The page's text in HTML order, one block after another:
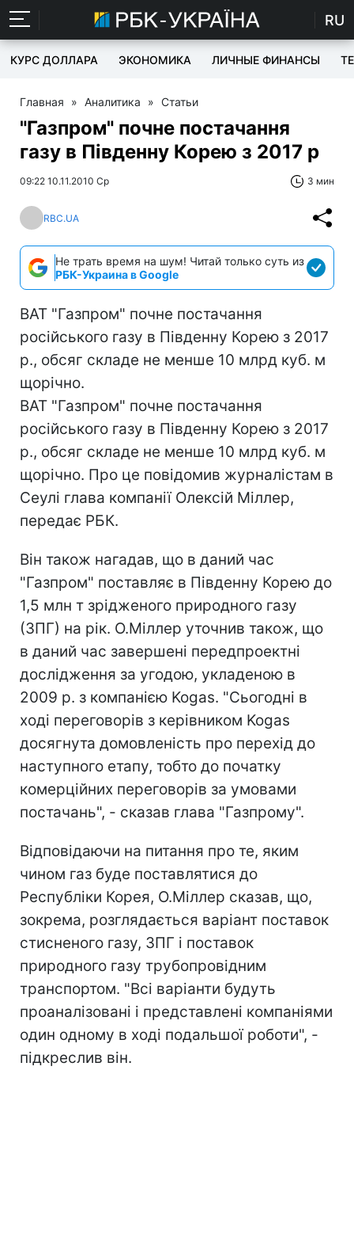
RU
КУРС ДОЛЛАРА ЭКОНОМИКА ЛИЧНЫЕ ФИНАНСЫ
Главная » Аналитика » Статьи
"Газпром" почне постачання
газу в Південну Корею з 2017 р
09:22 10.11.2010 Ср 3 мин
RBC.UA
Не трать время на шум! Читай только суть из
РБК-Украина в Google
ВАТ "Газпром" почне постачання
російського газу в Південну Корею з 2017
р., обсяг складе не менше 10 млрд куб. м
щорічно.
ВАТ "Газпром" почне постачання
російського газу в Південну Корею з 2017
р., обсяг складе не менше 10 млрд куб. м
щорічно. Про це повідомив журналістам в
Сеулі глава компанії Олексій Міллер,
передає РБК.
Він також нагадав, що в даний час
"Газпром" поставляє в Південну Корею до
1,5 млн т зрідженого природного газу
(ЗПГ) на рік. О.Міллер уточнив також, що
в даний час завершені передпроектні
дослідження за угодою, укладеною в
2009 р. з компанією Kogas. "Сьогодні в
ході переговорів з керівником Kogas
досягнута домовленість про перехід до
наступного етапу, тобто до початку
комерційних переговорів за умовами
постачань", - сказав глава "Газпрому".
Відповідаючи на питання про те, яким
чином газ буде поставлятися до
Республіки Корея, О.Міллер сказав, що,
зокрема, розглядається варіант поставок
стисненого газу, ЗПГ і поставок
природного газу трубопровідним
транспортом. "Всі варіанти будуть
проаналізовані і представлені компаніями
один одному в ході подальшої роботи", -
підкреслив він.